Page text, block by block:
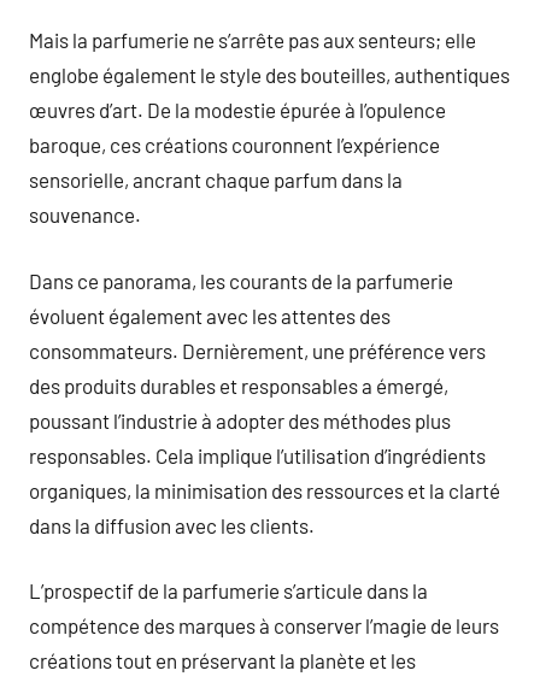
Mais la parfumerie ne s’arrête pas aux senteurs; elle
englobe également le style des bouteilles, authentiques
œuvres d’art. De la modestie épurée à l’opulence
baroque, ces créations couronnent l’expérience
sensorielle, ancrant chaque parfum dans la
souvenance.
Dans ce panorama, les courants de la parfumerie
évoluent également avec les attentes des
consommateurs. Dernièrement, une préférence vers
des produits durables et responsables a émergé,
poussant l’industrie à adopter des méthodes plus
responsables. Cela implique l’utilisation d’ingrédients
organiques, la minimisation des ressources et la clarté
dans la diffusion avec les clients.
L’prospectif de la parfumerie s’articule dans la
compétence des marques à conserver l’magie de leurs
créations tout en préservant la planète et les